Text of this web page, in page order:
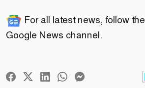
For all latest news, follow the
Google News channel.